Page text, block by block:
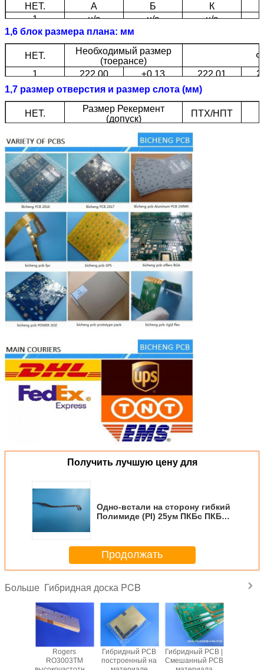
Поверхностный
финиш
Золото погружения
требовало
Да
Термальное
ударное
испытание
Пропуск, -25℃±125℃, 1000 циклов.
Термальный
стресс
Пропуск, 300±5℃, 10 секунд, 3 цикла.
Отсутствие деламинации, отсутствие
блистеринг.
Функция
Тест пропуска 100% электрический
Воркманьшип
Соответствие с классом 2 ИПК-А-600Х &
ИПК-6013К
НЕТ.
А Б
К
1
н/а н/а
н/а
1,6 блок размера плана: мм
НЕТ.
Необходимый размер
(тоерансе)
1
222,00 ±0.13 222,01
2
30,00 ±0.13 29,99
1,7 размер отверстия и размер слота (мм)
НЕТ.
Размер Рекермент
(допуск)
ПТХ/НПТ
на
Получить лучшую цену для
Одно-встали на сторону гибкий
Полимиде (PI) 25ум ПКБс ПКБс
Продолжать
Больше Гибридная доска PCB
Rogers
RO3003TM
Гибридный PCB
построенный на
Гибридный PCB |
Смешанный PCB